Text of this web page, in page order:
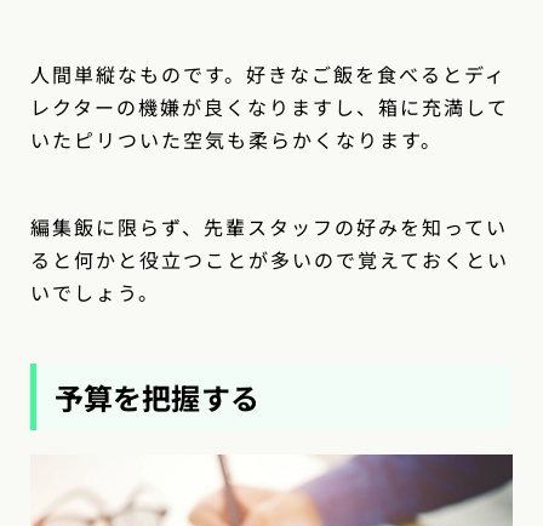
人間単縦なものです。好きなご飯を食べるとディ
レクターの機嫌が良くなりますし、箱に充満して
いたピリついた空気も柔らかくなります。
編集飯に限らず、先輩スタッフの好みを知ってい
ると何かと役立つことが多いので覚えておくとい
いでしょう。
予算を把握する